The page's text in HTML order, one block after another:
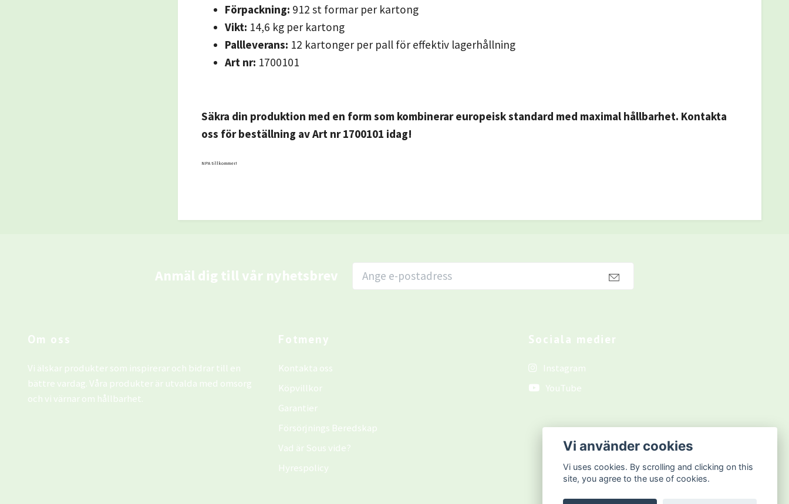
Förpackning: 912 st formar per kartong
Vikt: 14,6 kg per kartong
Pallleverans: 12 kartonger per pall för effektiv lagerhållning
Art nr: 1700101
Säkra din produktion med en form som kombinerar europeisk standard med maximal hållbarhet. Kontakta
oss för beställning av Art nr 1700101 idag!
NPA tillkommer!
Anmäl dig till vår nyhetsbrev
Om oss
Vi älskar produkter som inspirerar och bidrar till en
bättre vardag. Våra produkter är utvalda med omsorg
och vi värnar om hållbarhet.
Fotmeny
Kontakta oss
Köpvillkor
Garantier
Försörjnings Beredskap
Vad är Sous vide?
Hyrespolicy
Sociala medier
Instagram
YouTube
Vi använder cookies
Vi uses cookies. By scrolling and clicking on this
site, you agree to the use of cookies.